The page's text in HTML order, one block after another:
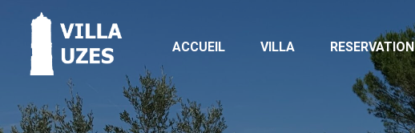
ACCUEIL VILLA RESERVATION